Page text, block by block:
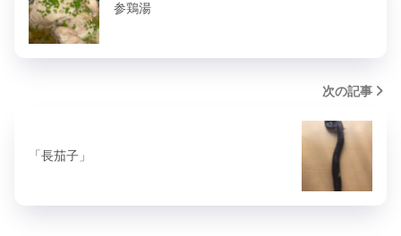
参鶏湯
次の記事
「長茄子」